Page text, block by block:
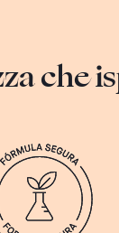
che